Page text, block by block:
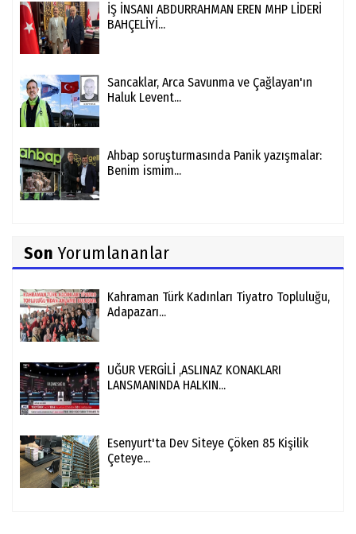
İŞ İNSANI ABDURRAHMAN EREN MHP LİDERİ
BAHÇELİYİ...
Sancaklar, Arca Savunma ve Çağlayan'ın
Haluk Levent...
Ahbap soruşturmasında Panik yazışmalar:
Benim ismim...
Son Yorumlananlar
Kahraman Türk Kadınları Tiyatro Topluluğu,
Adapazarı...
UĞUR VERGİLİ ,ASLINAZ KONAKLARI
LANSMANINDA HALKIN...
Esenyurt'ta Dev Siteye Çöken 85 Kişilik
Çeteye...